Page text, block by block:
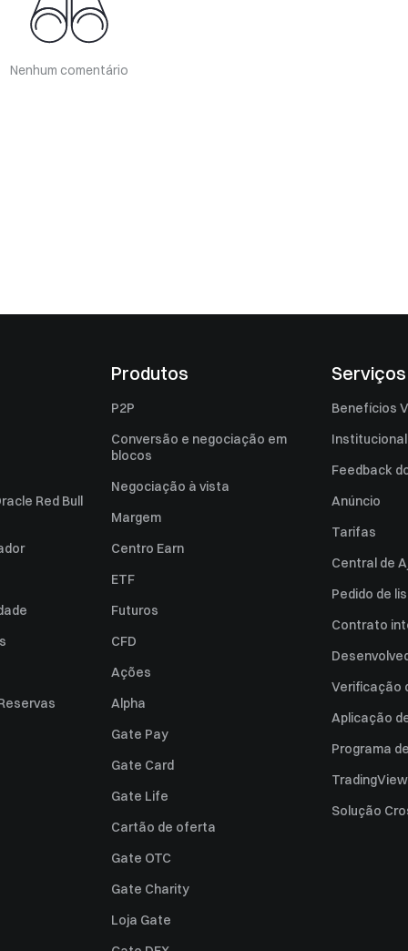
Nenhum comentário
Red Bull
Produtos
P2P
Conversão e negociação em
blocos
Negociação à vista
Margem
Centro Earn
ETF
Futuros
CFD
Ações
Alpha
Gate Pay
Gate Card
Gate Life
Cartão de oferta
Gate OTC
Gate Charity
Loja Gate
Serviços
Benefícios
Institucional
Feedback
Anúncio
Tarifas
Central de
Pedido de
Contrato
Verificação
Aplicação
Programa
TradingView
Solução